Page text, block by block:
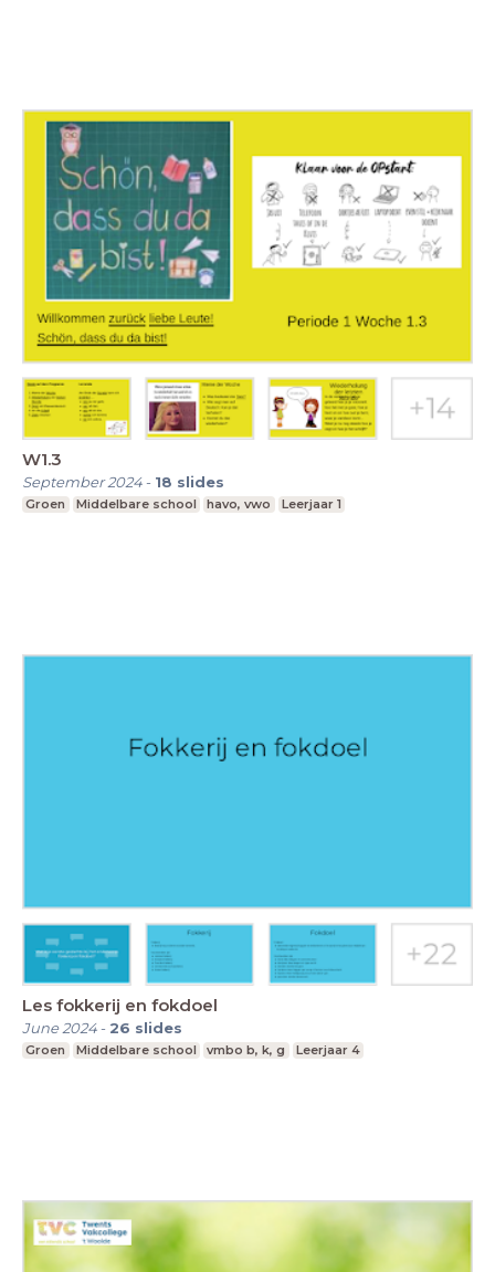
W1.3
September 2024- 18 slides
Groen Middelbare school havo, vwo Leerjaar 1
Les fokkerij en fokdoel
June 2024- 26 slides
Groen Middelbare school vmbo b, k, g Leerjaar 4